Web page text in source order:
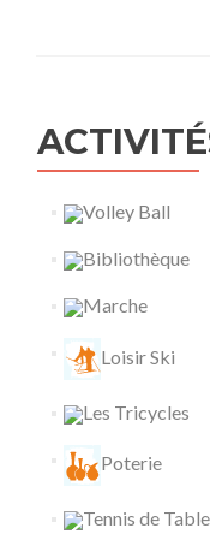
Volley Ball
Bibliothèque
Marche
Loisir Ski
Les Tricycles
Poterie
Tennis de Table